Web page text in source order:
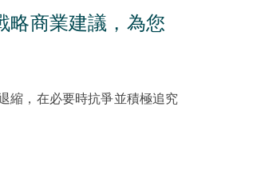
略商業建議，為您
縮，在必要時抗爭並積極追究